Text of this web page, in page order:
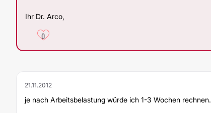
Ihr Dr. Arco,
0
21.11.2012
je nach Arbeitsbelastung würde ich 1-3 Wochen rechnen.